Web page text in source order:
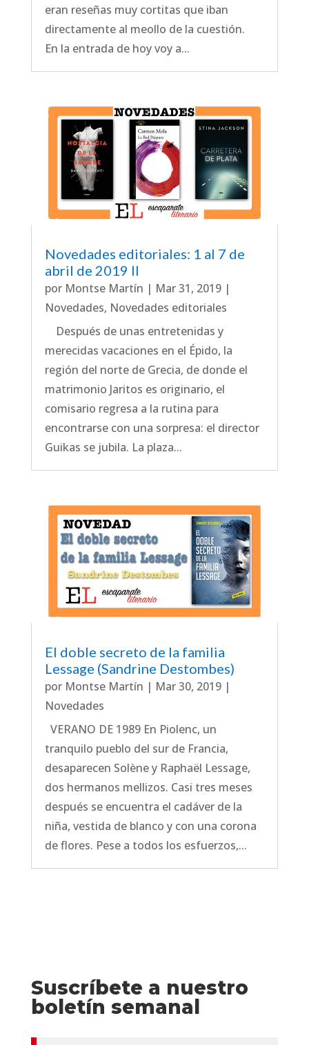
eran reseñas muy cortitas que iban
directamente al meollo de la cuestión.
En la entrada de hoy voy a...
Novedades editoriales: 1 al 7 de
abril de 2019 II
por Montse Martín | Mar 31, 2019|
Novedades, Novedades editoriales
Después de unas entretenidas y
merecidas vacaciones en el Épido, la
región del norte de Grecia, de donde el
matrimonio Jaritos es originario, el
comisario regresa a la rutina para
encontrarse con una sorpresa: el director
Guikas se jubila. La plaza...
El doble secreto de la familia
Lessage (Sandrine Destombes)
por Montse Martín | Mar 30, 2019|
Novedades
VERANO DE 1989 En Piolenc, un
tranquilo pueblo del sur de Francia,
desaparecen Solène y Raphaël Lessage,
dos hermanos mellizos. Casi tres meses
después se encuentra el cadáver de la
niña, vestida de blanco y con una corona
de flores. Pese a todos los esfuerzos,...
Suscríbete a nuestro
boletín semanal